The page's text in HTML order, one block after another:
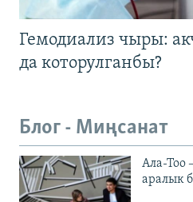
Гемодиализ чыры:
да которулганбы?
Блог - Миңсанат
Ала-Тоо
аралык